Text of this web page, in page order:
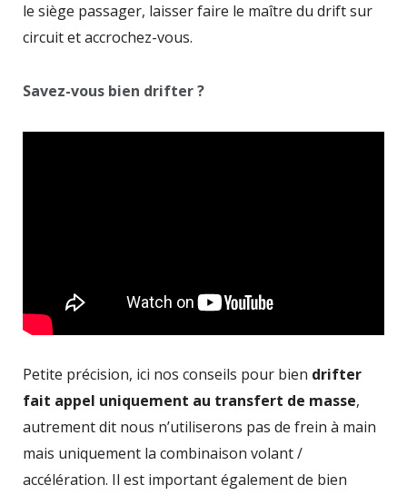
le siège passager, laisser faire le maître du drift sur
circuit et accrochez-vous.
Savez-vous bien drifter ?
Petite précision, ici nos conseils pour bien drifter
fait appel uniquement au transfert de masse,
autrement dit nous n’utiliserons pas de frein à main
mais uniquement la combinaison volant /
accélération. Il est important également de bien